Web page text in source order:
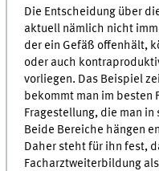
Die Entscheidung über
aktuell nämlich nicht
der ein Gefäß offenhält,
oder auch
vorliegen. Das Beispiel
bekommt man im besten
Fragestellung, die man
Beide Bereiche hängen
Daher steht für ihn fest,
Facharztweiterbildung